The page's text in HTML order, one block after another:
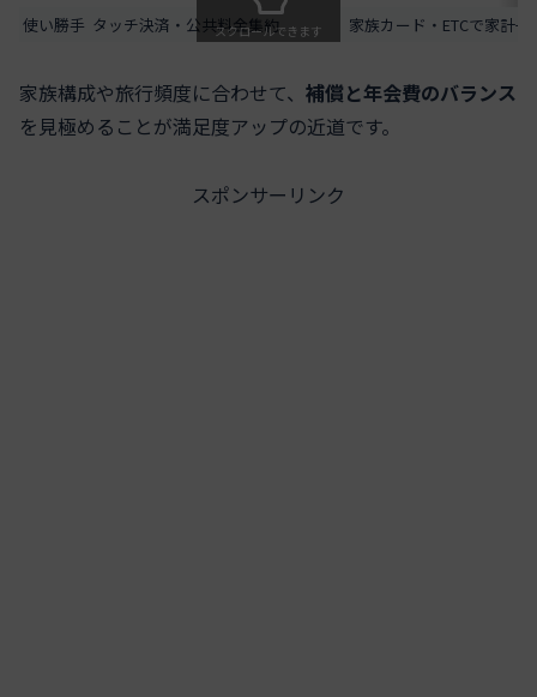
使い勝手 タッチ決済・公共料金集約 家族カード・ETCで家計一
スクロールできます
家族構成や旅行頻度に合わせて、 補償と年会費のバランス
を見極めることが満足度アップの近道です。
スポンサーリンク